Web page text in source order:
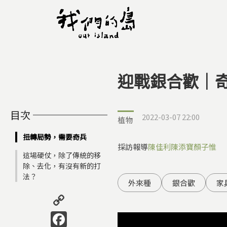
您在這裡
迎戰銀合歡｜
目次
扭轉局勢，需要奇兵
這場硬仗，除了傳統的移
除、去化，有沒有新的打
法？
Facebook
植物 2022-03-07 22:00
採訪報導陳佳利陳添寶顏子惟
外來種 銀合歡 家